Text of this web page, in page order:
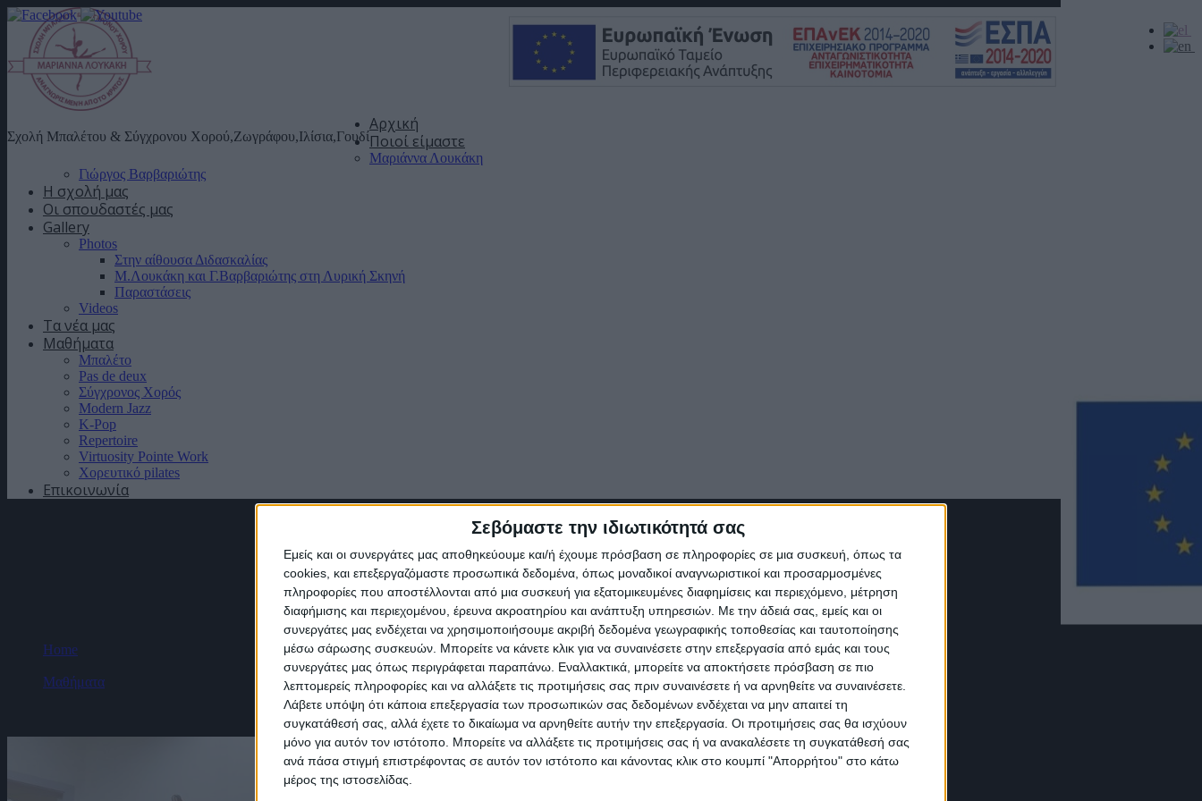
Σεβόμαστε την ιδιωτικότητά σας
Εμείς και οι συνεργάτες μας αποθηκεύουμε και/ή έχουμε πρόσβαση σε πληροφορίες σε μια συσκευή, όπως τα
cookies, και επεξεργαζόμαστε προσωπικά δεδομένα, όπως μοναδικοί αναγνωριστικοί και προσαρμοσμένες
πληροφορίες που αποστέλλονται από μια συσκευή για εξατομικευμένες διαφημίσεις και περιεχόμενο, μέτρηση
διαφήμισης και περιεχομένου, έρευνα ακροατηρίου και ανάπτυξη υπηρεσιών. Με την άδειά σας, εμείς και οι
συνεργάτες μας ενδέχεται να χρησιμοποιήσουμε ακριβή δεδομένα γεωγραφικής τοποθεσίας και ταυτοποίησης
μέσω σάρωσης συσκευών. Μπορείτε να κάνετε κλικ για να συναινέσετε στην επεξεργασία από εμάς και τους
συνεργάτες μας όπως περιγράφεται παραπάνω. Εναλλακτικά, μπορείτε να αποκτήσετε πρόσβαση σε πιο
λεπτομερείς πληροφορίες και να αλλάξετε τις προτιμήσεις σας πριν συναινέσετε ή να αρνηθείτε να συναινέσετε.
Λάβετε υπόψη ότι κάποια επεξεργασία των προσωπικών σας δεδομένων ενδέχεται να μην απαιτεί τη
συγκατάθεσή σας, αλλά έχετε το δικαίωμα να αρνηθείτε αυτήν την επεξεργασία. Οι προτιμήσεις σας θα ισχύουν
μόνο για αυτόν τον ιστότοπο. Μπορείτε να αλλάξετε τις προτιμήσεις σας ή να ανακαλέσετε τη συγκατάθεσή σας
ανά πάσα στιγμή επιστρέφοντας σε αυτόν τον ιστότοπο και κάνοντας κλικ στο κουμπί "Απορρήτου" στο κάτω
μέρος της ιστοσελίδας.
Σχολή Μπαλέτου & Σύγχρονου Χορού,Ζωγράφου,Ιλίσια,Γουδί
Αρχική
Ποιοί είμαστε
Μαριάννα Λουκάκη
Γιώργος Βαρβαριώτης
Η σχολή μας
Οι σπουδαστές μας
Gallery
Photos
Στην αίθουσα Διδασκαλίας
Μ.Λουκάκη και Γ.Βαρβαριώτης στη Λυρική Σκηνή
Παραστάσεις
Videos
Τα νέα μας
Μαθήματα
Μπαλέτο
Pas de deux
Σύγχρονος Χορός
Modern Jazz
K-Pop
Repertoire
Virtuosity Pointe Work
Χορευτικό pilates
Επικοινωνία
Home
Μαθήματα